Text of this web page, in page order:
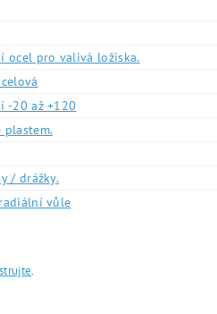
ocel pro valivá ložiska.
-20 až +120
plastem.
/ drážky.
vůle
.